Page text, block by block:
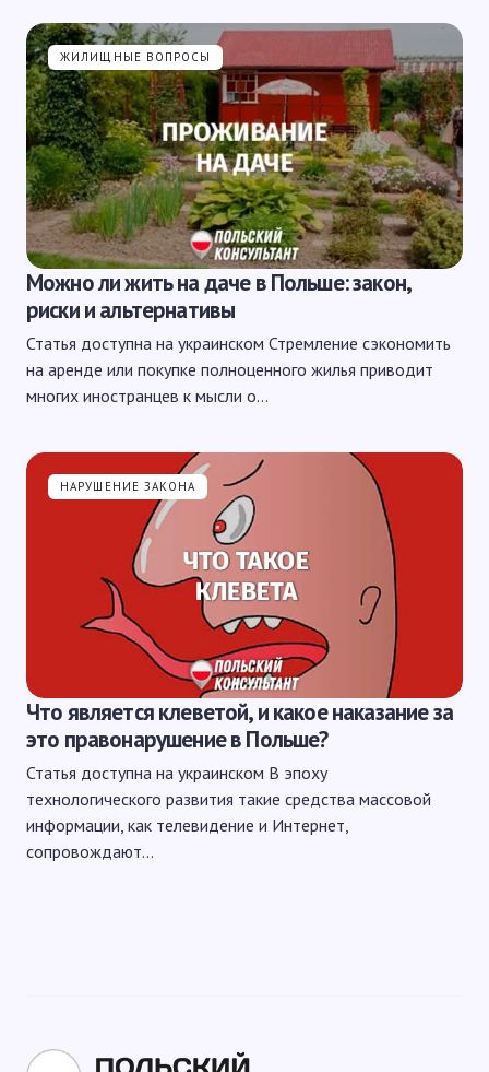
ЖИЛИЩНЫЕ ВОПРОСЫ
Можно ли жить на даче в Польше: закон,
риски и альтернативы
Статья доступна на украинском Стремление сэкономить
на аренде или покупке полноценного жилья приводит
многих иностранцев к мысли о…
НАРУШЕНИЕ ЗАКОНА
Что является клеветой, и какое наказание за
это правонарушение в Польше?
Статья доступна на украинском В эпоху
технологического развития такие средства массовой
информации, как телевидение и Интернет,
сопровождают…